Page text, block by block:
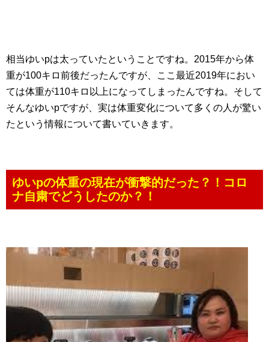
相当ゆいpは太っていたということですね。2015年から体
重が100キロ前後だったんですが、ここ最近2019年におい
ては体重が110キロ以上になってしまったんですね。そして
そんなゆいpですが、実は体重変化について多くの人が驚い
たという情報について書いていきます。
ゆいpの体重の現在が衝撃的だった？！コロ
ナ自粛でどうしたのか？！